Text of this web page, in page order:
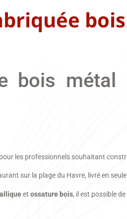
bois
les professionnels souhaitant
sur la plage du Havre, livré en
et ossature bois, il est possible